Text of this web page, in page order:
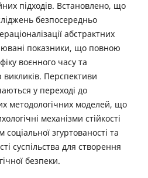
підходів. Встановлено, що
безпосередньо
абстрактних
показники, що повною
воєнного часу та
викликів. Перспективи
у переході до
методологічних моделей, що
механізми стійкості
соціальної згуртованості та
суспільства для створення
безпеки.